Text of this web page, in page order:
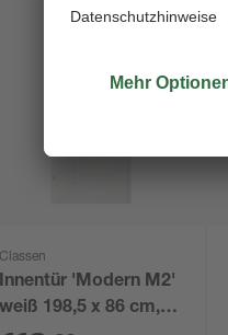
Classen
Innentür 'Modern M2'
weiß 198,5 x 86 cm,